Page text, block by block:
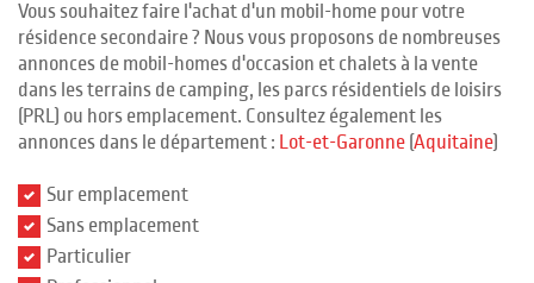
Vous souhaitez faire l'achat d'un mobil-home pour votre
résidence secondaire ? Nous vous proposons de nombreuses
annonces de mobil-homes d'occasion et chalets à la vente
dans les terrains de camping, les parcs résidentiels de loisirs
(PRL) ou hors emplacement. Consultez également les
annonces dans le département : Lot-et-Garonne (Aquitaine)
Sur emplacement
Sans emplacement
Particulier